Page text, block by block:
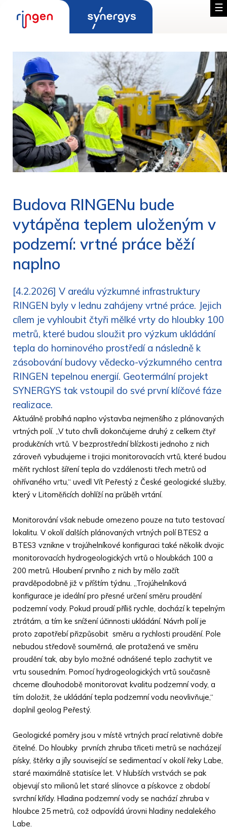
Budova RINGENu bude
vytápěna teplem uloženým v
podzemí: vrtné práce běží
naplno
[4.2.2026] V areálu výzkumné infrastruktury
RINGEN byly v lednu zahájeny vrtné práce. Jejich
cílem je vyhloubit čtyři mělké vrty do hloubky 100
metrů, které budou sloužit pro výzkum ukládání
tepla do horninového prostředí a následně k
zásobování budovy vědecko-výzkumného centra
RINGEN tepelnou energií. Geotermální projekt
SYNERGYS tak vstoupil do své první klíčové fáze
realizace.
Aktuálně probíhá naplno výstavba nejmenšího z plánovaných
vrtných polí. „V tuto chvíli dokončujeme druhý z celkem čtyř
produkčních vrtů. V bezprostřední blízkosti jednoho z nich
zároveň vybudujeme i trojici monitorovacích vrtů, které budou
měřit rychlost šíření tepla do vzdálenosti třech metrů od
ohřívaného vrtu,“ uvedl Vít Peřestý z České geologické služby,
který v Litoměřicích dohlíží na průběh vrtání.
Monitorování však nebude omezeno pouze na tuto testovací
lokalitu. V okolí dalších plánovaných vrtných polí BTES2 a
BTES3 vznikne v trojúhelníkové konfiguraci také několik dvojic
monitorovacích hydrogeologických vrtů o hloubkách 100 a
200 metrů. Hloubení prvního z nich by mělo začít
pravděpodobně již v příštím týdnu. „Trojúhelníková
konfigurace je ideální pro přesné určení směru proudění
podzemní vody. Pokud proudí příliš rychle, dochází k tepelným
ztrátám, a tím ke snížení účinnosti ukládání. Návrh polí je
proto zapotřebí přizpůsobit směru a rychlosti proudění. Pole
nebudou středově souměrná, ale protažená ve směru
proudění tak, aby bylo možné odnášené teplo zachytit ve
vrtu sousedním. Pomocí hydrogeologických vrtů současně
chceme dlouhodobě monitorovat kvalitu podzemní vody, a
tím doložit, že ukládání tepla podzemní vodu neovlivňuje,“
doplnil geolog Peřestý.
Geologické poměry jsou v místě vrtných prací relativně dobře
čitelné. Do hloubky prvních zhruba třiceti metrů se nacházejí
písky, štěrky a jíly související se sedimentací v okolí řeky Labe,
staré maximálně statisíce let. V hlubších vrstvách se pak
objevují sto milionů let staré slínovce a pískovce z období
svrchní křídy. Hladina podzemní vody se nachází zhruba v
hloubce 25 metrů, což odpovídá úrovni hladiny nedalekého
Labe.